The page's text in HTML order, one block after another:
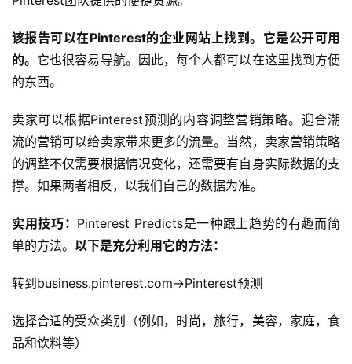
境
百
科
社
媒
营
销
跨
境
航
该报告可以在Pinterest的企业网站上找到。它是公开可用
的。 它也很容易导航。因此，每个人都可以在这里找到方便
的东西。
卖家可以根据Pinterest预测的内容调整营销策略。迎合潮
流的营销可以给卖家带来更多的流量。当然，卖家营销策略
的调整不仅需要根据情况变化，还需要有自身实际数据的支
撑。如果两者相反，以我们自己的数据为准。
实用技巧： Pinterest Predicts是一种跟上趋势的有趣而简
单的方法。 以下是充分利用它的方法：
转到business.pinterest.com→Pinterest预测
选择合适的受众类别（例如，时尚，旅行，美容，家庭，食
品和饮料等）